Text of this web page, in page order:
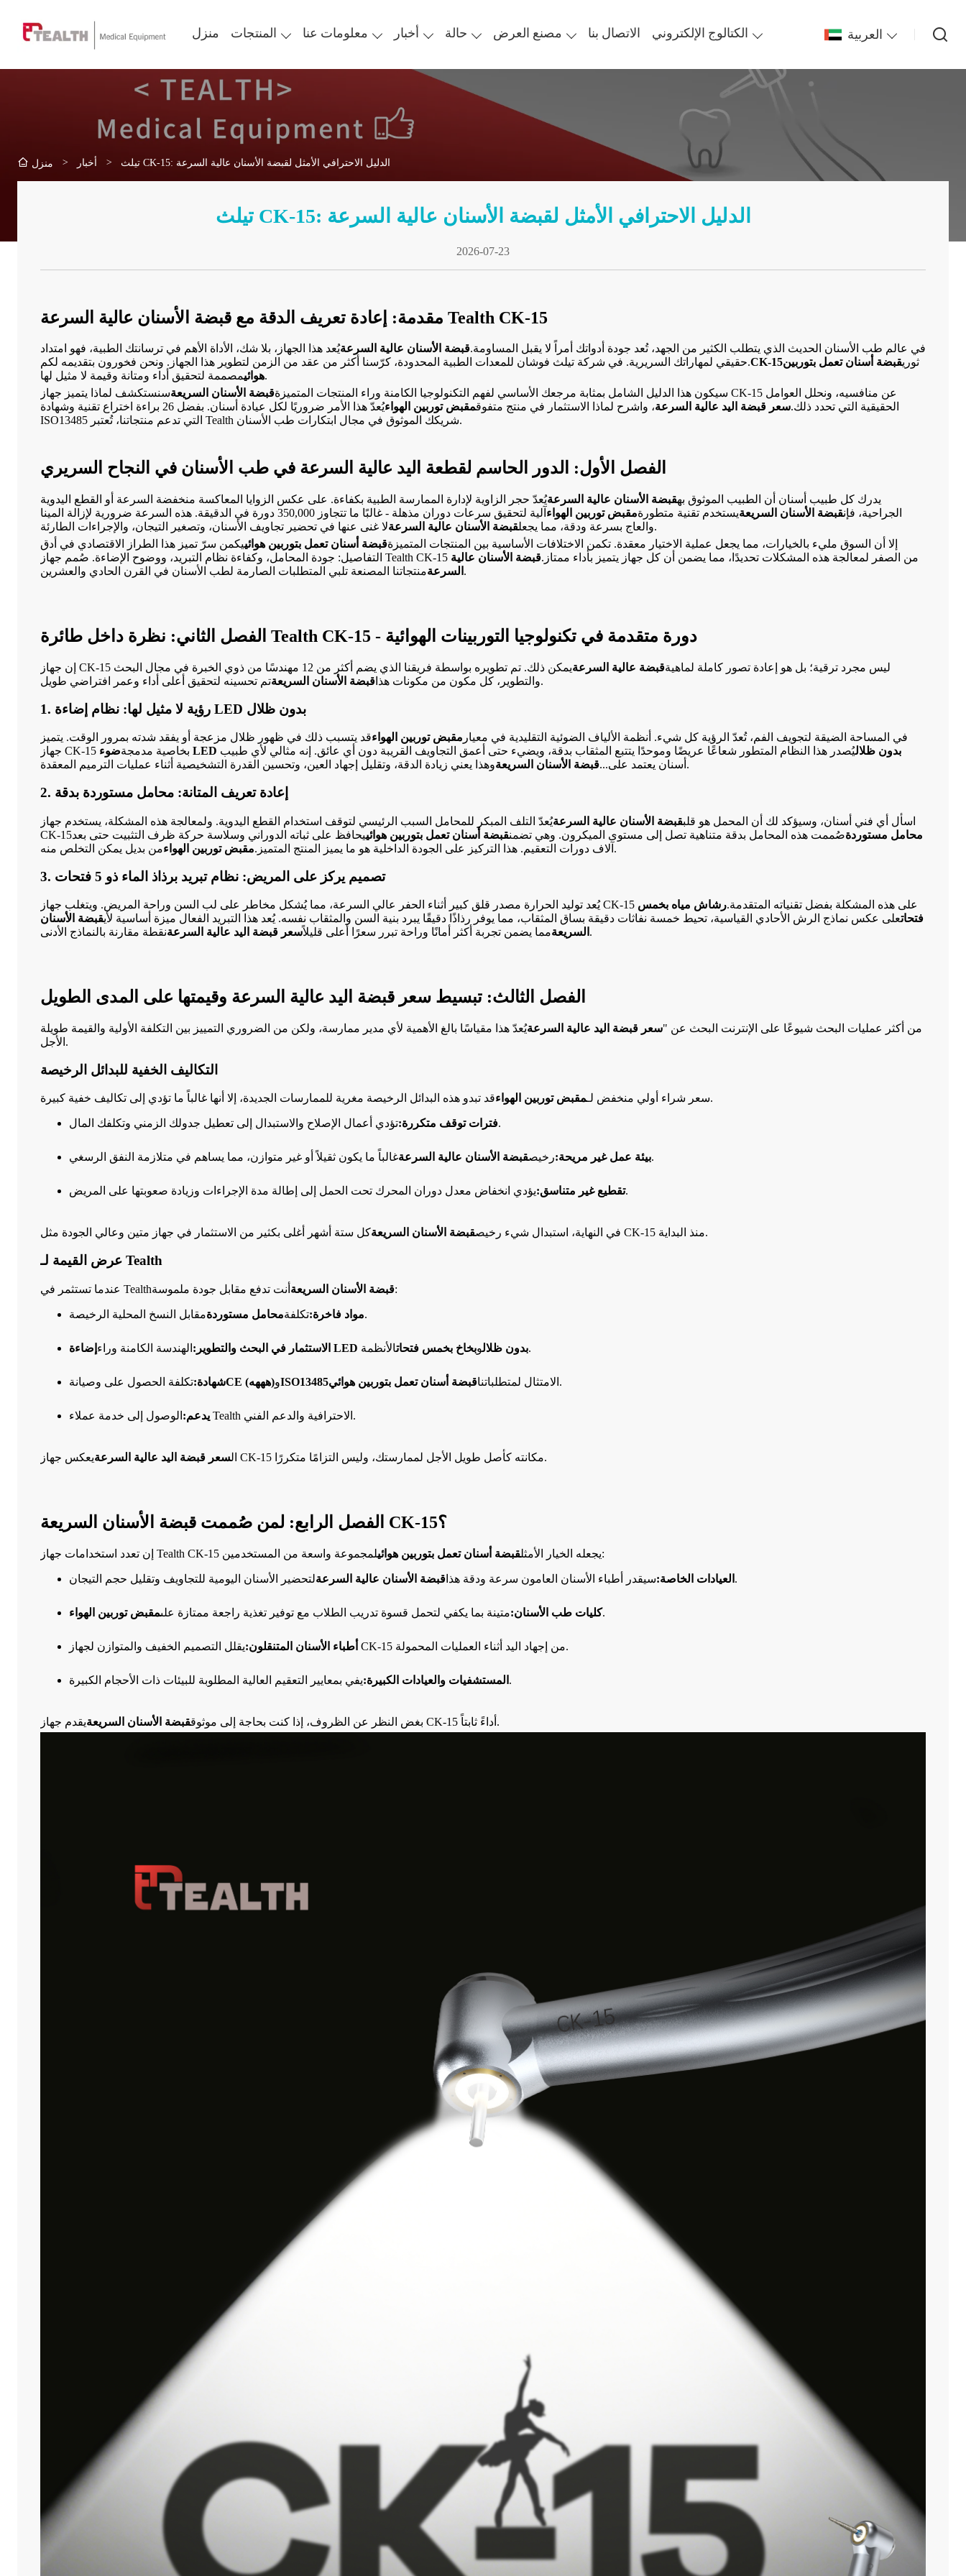
منزل المنتجات معلومات عنا أخبار حالة مصنع العرض الاتصال بنا الكتالوج الإلكتروني العربية
منزل > أخبار > تيلث CK-15: الدليل الاحترافي الأمثل لقبضة الأسنان عالية السرعة
تيلث CK-15: الدليل الاحترافي الأمثل لقبضة الأسنان عالية السرعة
2026-07-23
مقدمة: إعادة تعريف الدقة مع قبضة الأسنان عالية السرعة Tealth CK-15
في عالم طب الأسنان الحديث الذي يتطلب الكثير من الجهد، تُعد جودة أدواتك أمراً لا يقبل المساومة.قبضة الأسنان عالية السرعةيُعد هذا الجهاز، بلا شك، الأداة الأهم في ترسانتك الطبية، فهو امتداد
حقيقي لمهاراتك السريرية. في شركة تيلث فوشان للمعدات الطبية المحدودة، كرّسنا أكثر من عقد من الزمن لتطوير هذا الجهاز. ونحن فخورون بتقديمه لكم.CK-15 ثوريقبضة أسنان تعمل بتوربين
هوائيمصممة لتحقيق أداء ومتانة وقيمة لا مثيل لها.
سيكون هذا الدليل الشامل بمثابة مرجعك الأساسي لفهم التكنولوجيا الكامنة وراء المنتجات المتميزةقبضة الأسنان السريعةسنستكشف لماذا يتميز جهاز CK-15 عن منافسيه، ونحلل العوامل
الحقيقية التي تحدد ذلك.سعر قبضة اليد عالية السرعة، واشرح لماذا الاستثمار في منتج متفوقمقبض توربين الهواء
يُعدّ هذا الأمر ضروريًا لكل عيادة أسنان. بفضل 26 براءة اختراع تقنية وشهادة
ISO13485 التي تدعم منتجاتنا، تُعتبر Tealth شريكك الموثوق في مجال ابتكارات طب الأسنان.
الفصل الأول: الدور الحاسم لقطعة اليد عالية السرعة في طب الأسنان في النجاح السريري
يدرك كل طبيب أسنان أن الطبيب الموثوق بهقبضة الأسنان عالية السرعةيُعدّ حجر الزاوية لإدارة الممارسة الطبية بكفاءة. على عكس الزوايا المعاكسة منخفضة السرعة أو القطع اليدوية
الجراحية، فإنقبضة الأسنان السريعةيستخدم تقنية متطورةمقبض توربين الهواء
آلية لتحقيق سرعات دوران مذهلة - غالبًا ما تتجاوز 350,000 دورة في الدقيقة. هذه السرعة ضرورية لإزالة المينا
والعاج بسرعة ودقة، مما يجعلقبضة الأسنان عالية السرعة
لا غنى عنها في تحضير تجاويف الأسنان، وتصغير التيجان، والإجراءات الطارئة.
إلا أن السوق مليء بالخيارات، مما يجعل عملية الاختيار معقدة. تكمن الاختلافات الأساسية بين المنتجات المتميزةقبضة أسنان تعمل بتوربين هوائييكمن سرّ تميز هذا الطراز الاقتصادي في أدق
التفاصيل: جودة المحامل، وكفاءة نظام التبريد، ووضوح الإضاءة. صُمم جهاز Tealth CK-15 من الصفر لمعالجة هذه المشكلات تحديدًا، مما يضمن أن كل جهاز يتميز بأداء ممتاز.قبضة الأسنان عالية
السرعة منتجاتنا المصنعة تلبي المتطلبات الصارمة لطب الأسنان في القرن الحادي والعشرين.
الفصل الثاني: نظرة داخل طائرة Tealth CK-15 - دورة متقدمة في تكنولوجيا التوربينات الهوائية
إن جهاز CK-15 ليس مجرد ترقية؛ بل هو إعادة تصور كاملة لماهيةقبضة عالية السرعة
يمكن ذلك. تم تطويره بواسطة فريقنا الذي يضم أكثر من 12 مهندسًا من ذوي الخبرة في مجال البحث
والتطوير، كل مكون من مكونات هذا قبضة الأسنان السريعة تم تحسينه لتحقيق أعلى أداء وعمر افتراضي طويل.
1. رؤية لا مثيل لها: نظام إضاءة LED بدون ظلال
في المساحة الضيقة لتجويف الفم، تُعدّ الرؤية كل شيء. أنظمة الألياف الضوئية التقليدية في معيار مقبض توربين الهواءقد يتسبب ذلك في ظهور ظلال مزعجة أو يفقد شدته بمرور الوقت. يتميز
جهاز CK-15 بخاصية مدمجة
ضوء LED بدون ظلاليُصدر هذا النظام المتطور شعاعًا عريضًا وموحدًا يتتبع المثقاب بدقة، ويضيء حتى أعمق التجاويف القريبة دون أي عائق. إنه مثالي لأي طبيب
أسنان يعتمد على...قبضة الأسنان السريعة وهذا يعني زيادة الدقة، وتقليل إجهاد العين، وتحسين القدرة التشخيصية أثناء عمليات الترميم المعقدة.
2. إعادة تعريف المتانة: محامل مستوردة بدقة
اسأل أي فني أسنان، وسيؤكد لك أن المحمل هو قلبقبضة الأسنان عالية السرعةيُعدّ التلف المبكر للمحامل السبب الرئيسي لتوقف استخدام القطع اليدوية. ولمعالجة هذه المشكلة، يستخدم جهاز
CK-15
محامل مستوردةصُممت هذه المحامل بدقة متناهية تصل إلى مستوى الميكرون. وهي تضمنقبضة أسنان تعمل بتوربين هوائييحافظ على ثباته الدوراني وسلاسة حركة ظرف التثبيت حتى بعد
آلاف دورات التعقيم. هذا التركيز على الجودة الداخلية هو ما يميز المنتج المتميز.مقبض توربين الهواء من بديل يمكن التخلص منه.
3. تصميم يركز على المريض: نظام تبريد برذاذ الماء ذو ​​5 فتحات
يُعد توليد الحرارة مصدر قلق كبير أثناء الحفر عالي السرعة، مما يُشكل مخاطر على لب السن وراحة المريض. ويتغلب جهاز CK-15 على هذه المشكلة بفضل تقنياته المتقدمة.رشاش مياه بخمس
فتحاتعلى عكس نماذج الرش الأحادي القياسية، تحيط خمسة نفاثات دقيقة بساق المثقاب، مما يوفر رذاذًا دقيقًا يبرد بنية السن والمثقاب نفسه. يُعد هذا التبريد الفعال ميزة أساسية لأيقبضة الأسنان
السريعةمما يضمن تجربة أكثر أمانًا وراحة تبرر سعرًا أعلى قليلاًسعر قبضة اليد عالية السرعة نقطة مقارنة بالنماذج الأدنى.
الفصل الثالث: تبسيط سعر قبضة اليد عالية السرعة وقيمتها على المدى الطويل
من أكثر عمليات البحث شيوعًا على الإنترنت البحث عن "سعر قبضة اليد عالية السرعةيُعدّ هذا مقياسًا بالغ الأهمية لأي مدير ممارسة، ولكن من الضروري التمييز بين التكلفة الأولية والقيمة طويلة
الأجل.
التكاليف الخفية للبدائل الرخيصة
سعر شراء أولي منخفض لـمقبض توربين الهواء قد تبدو هذه البدائل الرخيصة مغرية للممارسات الجديدة، إلا أنها غالباً ما تؤدي إلى تكاليف خفية كبيرة.
فترات توقف متكررة:تؤدي أعمال الإصلاح والاستبدال إلى تعطيل جدولك الزمني وتكلفك المال.
بيئة عمل غير مريحة:رخيصقبضة الأسنان عالية السرعة غالباً ما يكون ثقيلاً أو غير متوازن، مما يساهم في متلازمة النفق الرسغي.
تقطيع غير متناسق:يؤدي انخفاض معدل دوران المحرك تحت الحمل إلى إطالة مدة الإجراءات وزيادة صعوبتها على المريض.
في النهاية، استبدال شيء رخيصقبضة الأسنان السريعة كل ستة أشهر أغلى بكثير من الاستثمار في جهاز متين وعالي الجودة مثل CK-15 منذ البداية.
عرض القيمة لـ Tealth
عندما تستثمر في Tealth قبضة الأسنان السريعةأنت تدفع مقابل جودة ملموسة:
مواد فاخرة:تكلفةمحامل مستوردة مقابل النسخ المحلية الرخيصة.
الاستثمار في البحث والتطوير: الهندسة الكامنة وراء إضاءة LED بدون ظلالوبخاخ بخمس فتحات الأنظمة.
شهادة:تكلفة الحصول على وصيانة CE (هههه)وISO13485 الامتثال لمتطلباتناقبضة أسنان تعمل بتوربين هوائي .
يدعم: الوصول إلى خدمة عملاء Tealth الاحترافية والدعم الفني.
السعر قبضة اليد عالية السرعة يعكس جهاز CK-15 مكانته كأصل طويل الأجل لممارستك، وليس التزامًا متكررًا.
الفصل الرابع: لمن صُممت قبضة الأسنان السريعة CK-15؟
إن تعدد استخدامات جهاز Tealth CK-15 يجعله الخيار الأمثلقبضة أسنان تعمل بتوربين هوائي لمجموعة واسعة من المستخدمين:
العيادات الخاصة:سيقدر أطباء الأسنان العامون سرعة ودقة هذا قبضة الأسنان عالية السرعة لتحضير الأسنان اليومية للتجاويف وتقليل حجم التيجان.
كليات طب الأسنان:متينة بما يكفي لتحمل قسوة تدريب الطلاب مع توفير تغذية راجعة ممتازة علىمقبض توربين الهواء .
أطباء الأسنان المتنقلون: يقلل التصميم الخفيف والمتوازن لجهاز CK-15 من إجهاد اليد أثناء العمليات المحمولة.
المستشفيات والعيادات الكبيرة: يفي بمعايير التعقيم العالية المطلوبة للبيئات ذات الأحجام الكبيرة.
بغض النظر عن الظروف، إذا كنت بحاجة إلى موثوققبضة الأسنان السريعة يقدم جهاز CK-15 أداءً ثابتاً.